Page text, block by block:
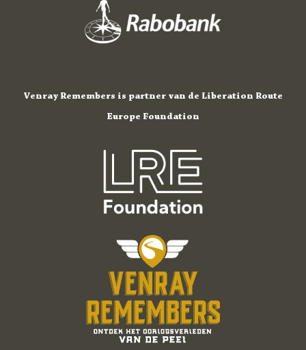
Venray Remembers is partner van de Liberation Route
Europe Foundation